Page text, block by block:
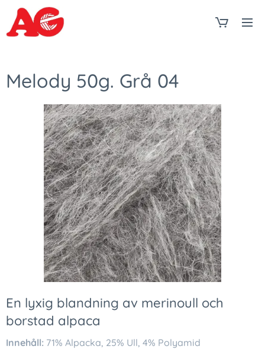
Melody 50g. Grå 04
En lyxig blandning av merinoull och
borstad alpaca
Innehåll: 71% Alpacka, 25% Ull, 4% Polyamid